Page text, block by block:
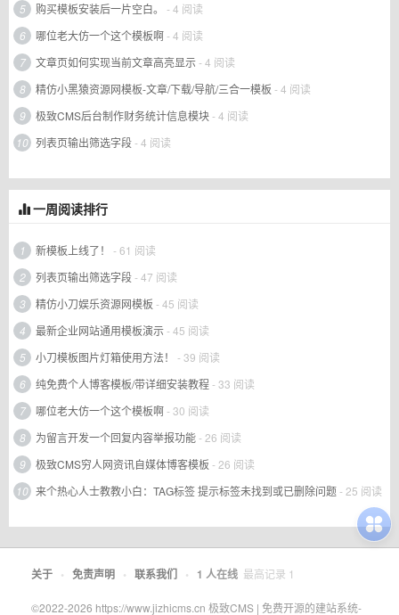
5
购买模板安装后一片空白。
- 4 阅读
6
哪位老大仿一个这个模板啊- 4 阅读
7
文章页如何实现当前文章高亮显示- 4 阅读
8
精仿小黑猿资源网模板-文章/下载/导航/三合一模板 - 4 阅读
9
极致CMS后台制作财务统计信息模块- 4 阅读
10 列表页输出筛选字段- 4 阅读
一周阅读排行
1 新模板上线了！
- 61 阅读
2
列表页输出筛选字段- 47 阅读
3
精仿小刀娱乐资源网模板 - 45 阅读
4
最新企业网站通用模板演示- 45 阅读
5
小刀模板图片灯箱使用方法！
- 39 阅读
6
纯免费个人博客模板/带详细安装教程- 33 阅读
7
哪位老大仿一个这个模板啊- 30 阅读
8
为留言开发一个回复内容举报功能- 26 阅读
9
极致CMS穷人网资讯自媒体博客模板 - 26 阅读
10 来个热心人士教教小白：TAG标签 提示标签未找到或已删除问题- 25 阅读
关于 • 免责声明 • 联系我们 • 1 人在线 最高记录 1
©2022-2026 https://www.jizhicms.cn 极致CMS | 免费开源的建站系统-